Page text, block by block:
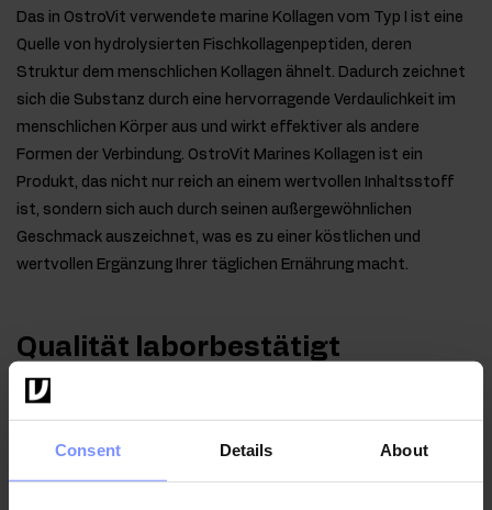
Consent Details About
Das in OstroVit verwendete marine Kollagen vom Typ I ist eine
Quelle von hydrolysierten Fischkollagenpeptiden, deren
Struktur dem menschlichen Kollagen ähnelt. Dadurch zeichnet
sich die Substanz durch eine hervorragende Verdaulichkeit im
menschlichen Körper aus und wirkt effektiver als andere
Formen der Verbindung. OstroVit Marines Kollagen ist ein
Produkt, das nicht nur reich an einem wertvollen Inhaltsstoff
ist, sondern sich auch durch seinen außergewöhnlichen
Geschmack auszeichnet, was es zu einer köstlichen und
wertvollen Ergänzung Ihrer täglichen Ernährung macht.
Qualität laborbestätigt
Im Interesse der Gesundheit unserer Kunden unterliegen
die von uns hergestellten Produkte regelmäßigen
Untersuchungen in einem unabhängigen akkreditierten
Labor, um höchste Qualität zu gewährleisten und